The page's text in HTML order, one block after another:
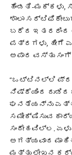
ಹೆಂಡತಿ-ಮಕ್ಕಳು,
ಶಾಲಾ
ಬರೆದ ಇತರರಿಂದ
ಪತ್ರಗಳು, ಹೀಗೆ
ಅಪಾರ ವಸ್ತು
“ಒಟ್ಟಿನಲ್ಲಿ
ನಿಷ್ಠೆಯಿಂದ
ಘನತೆಯನ್ನು
ಸಮೀಕ್ಷಿಸುವ
ಸಂದೇಹವಿಲ್ಲ.
ಅಗತ್ಯವಾದ